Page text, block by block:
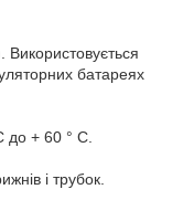
Використовується
батареях
до + 60 ° С.
і трубок.